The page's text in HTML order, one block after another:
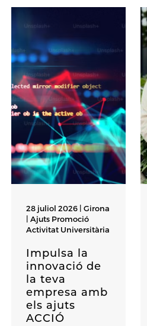
28 juliol 2026 | Girona
Ajuts Promoció
Activitat Universitària
Impulsa la
innovació de
la teva
empresa amb
els ajuts
ACCIÓ